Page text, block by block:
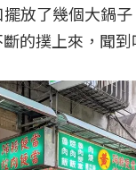
放了幾個大鍋
的撲上來，聞到